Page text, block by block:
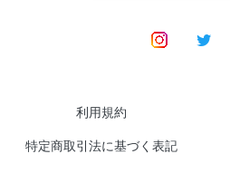
利用規約
特定商取引法に基づく表記